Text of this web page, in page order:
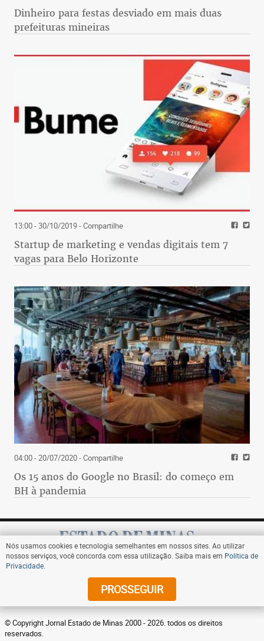
Dinheiro para festas desviado em mais duas
prefeituras mineiras
13:00 - 30/10/2019- Compartilhe
Startup de marketing e vendas digitais tem 7
vagas para Belo Horizonte
04:00 - 20/07/2020- Compartilhe
Os 15 anos do Google no Brasil: do começo em
BH à pandemia
Assine
© Copyright Jornal Estado de Minas 2000 - 2026. todos os direitos
reservados.
Nós usamos cookies e tecnologia semelhantes em nossos sites. Ao utilizar
nossos serviços, você concorda com essa utilização. Saiba mais em Política de
Privacidade
PROSSEGUIR